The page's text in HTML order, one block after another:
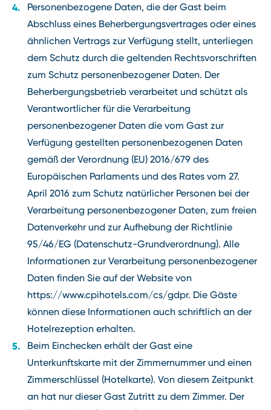
Personenbezogene Daten, die der Gast beim
Abschluss eines Beherbergungsvertrages oder eines
ähnlichen Vertrags zur Verfügung stellt, unterliegen
dem Schutz durch die geltenden Rechtsvorschriften
zum Schutz personenbezogener Daten. Der
Beherbergungsbetrieb verarbeitet und schützt als
Verantwortlicher für die Verarbeitung
personenbezogener Daten die vom Gast zur
Verfügung gestellten personenbezogenen Daten
gemäß der Verordnung (EU) 2016/679 des
Europäischen Parlaments und des Rates vom 27.
April 2016 zum Schutz natürlicher Personen bei der
Verarbeitung personenbezogener Daten, zum freien
Datenverkehr und zur Aufhebung der Richtlinie
95/46/EG (Datenschutz-Grundverordnung). Alle
Informationen zur Verarbeitung personenbezogener
Daten finden Sie auf der Website von
https://www.cpihotels.com/cs/gdpr. Die Gäste
können diese Informationen auch schriftlich an der
Hotelrezeption erhalten.
Beim Einchecken erhält der Gast eine
Unterkunftskarte mit der Zimmernummer und einen
Zimmerschlüssel (Hotelkarte). Von diesem Zeitpunkt
an hat nur dieser Gast Zutritt zu dem Zimmer. Der